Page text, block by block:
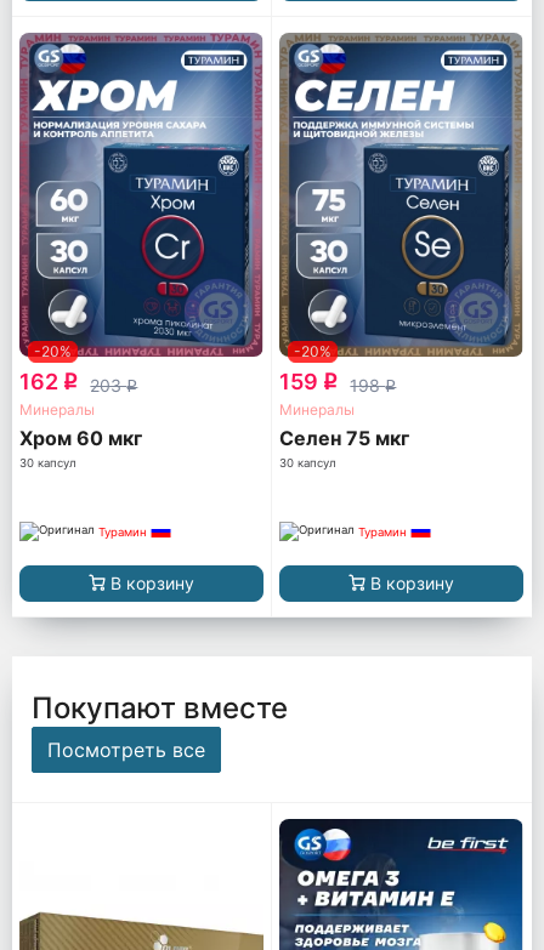
-20%
162 q 203q
Минералы
Хром 60 мкг
30 капсул
Турамин
В корзину
-20%
159 q 198q
Минералы
Селен 75 мкг
30 капсул
Турамин
В корзину
Покупают вместе
Посмотреть все